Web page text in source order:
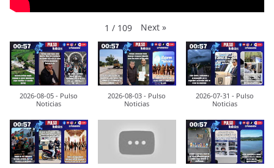
1 / 109 Next »
2026-08-05 - Pulso
Noticias
2026-08-03 - Pulso
Noticias
2026-07-31 - Pulso
Noticias